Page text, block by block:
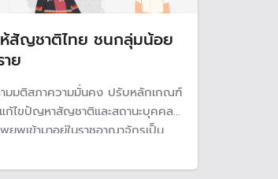
ห้สัญชาติไทย ชนกลุ่มน้อย
ย
มมติสภาความมั่นคง ปรับหลักเกณฑ์
แก้ไขปัญหาสัญชาติและสถานะบุคคล
พเข้ามาอยู่ในราชอาณาจักรเป็น